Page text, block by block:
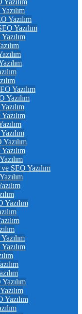
Yazılım
Yazılım
Yazılım
Yazılım
SEO Yazılım
Yazılım
Yazılım